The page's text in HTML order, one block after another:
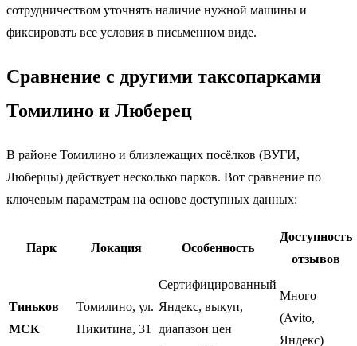
сотрудничеством уточнять наличие нужной машины и
фиксировать все условия в письменном виде.
Сравнение с другими таксопарками
Томилино и Люберец
В районе Томилино и близлежащих посёлков (ВУГИ,
Люберцы) действует несколько парков. Вот сравнение по
ключевым параметрам на основе доступных данных:
Парк Локация Особенность
Доступность
отзывов
Тиньков
МСК
Томилино, ул.
Никитина, 31
Сертифицированный
Яндекс, выкуп,
диапазон цен
Много
(Avito,
Яндекс)